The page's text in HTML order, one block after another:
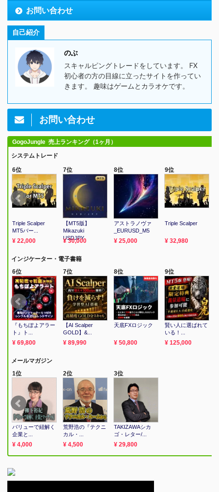
お問い合わせ
自己紹介
のぶ
スキャルピングトレードをしています。 FX
初心者の方の目線に立ったサイトを作ってい
きます。 趣味はゲームとカラオケです。
お問い合わせ